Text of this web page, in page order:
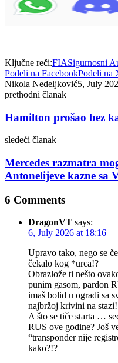
Ključne reči:FIASigurnosni
Podeli na FacebookPodeli na
Nikola Nedeljković5, July
prethodni članak
Hamilton prošao bez
sledeći članak
Mercedes razmatra
Antonelijeve kazne sa
6 Comments
DragonVT says:
6, July 2026 at 18:16
Upravo tako, nego se
čekalo kog *urca!?
Obrazlože ti nešto
punim gasom, pardon
imaš bolid u ogradi sa
najbržoj krivini na
A što se tiče starta …
RUS ove godine? Još
“transponder nije
kako?!?